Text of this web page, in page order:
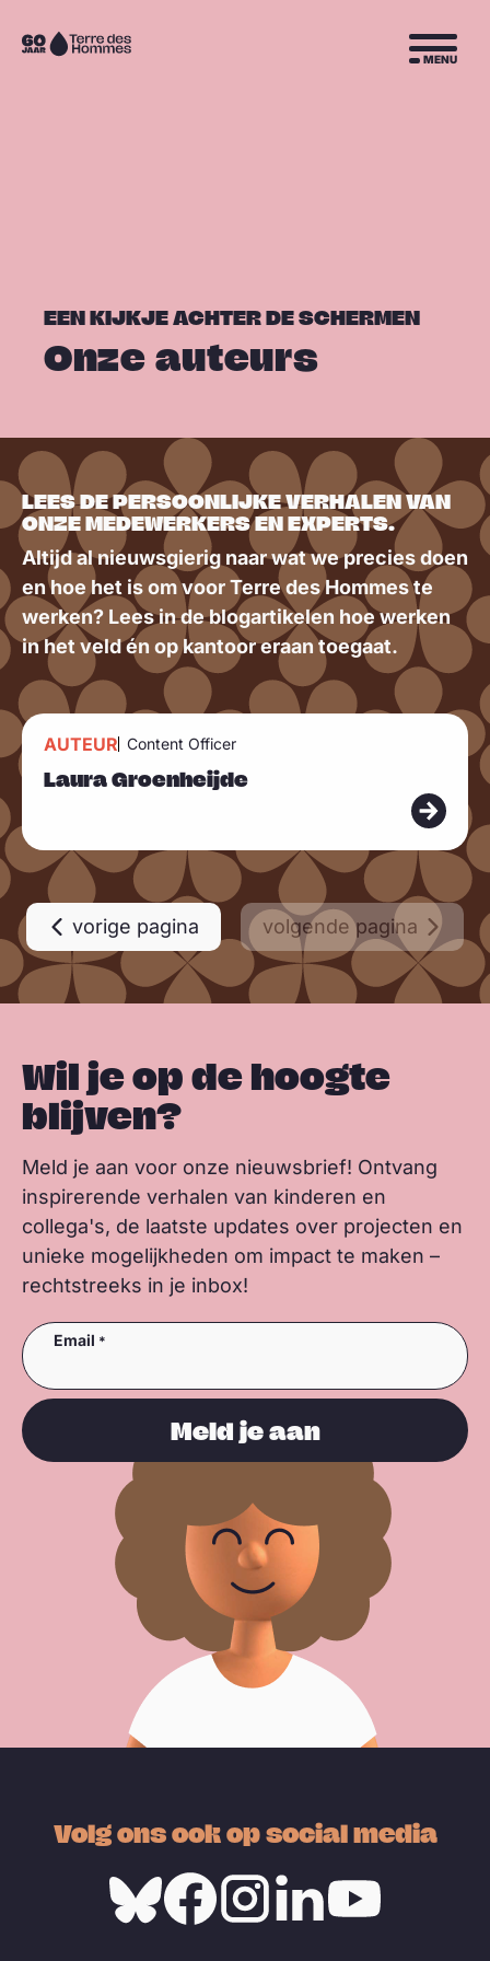
Sla navigatie over
Naar
MENU
EEN KIJKJE ACHTER DE SCHERMEN
Onze auteurs
LEES DE PERSOONLIJKE VERHALEN VAN
ONZE MEDEWERKERS EN EXPERTS.
Altijd al nieuwsgierig naar wat we precies doen
en hoe het is om voor Terre des Hommes te
werken? Lees in de blogartikelen hoe werken
in het veld én op kantoor eraan toegaat.
AUTEUR Content Officer
Laura Groenheijde
L
s
e
r
vorige pagina volgende pagina
Wil je op de hoogte
blijven?
Meld je aan voor onze nieuwsbrief! Ontvang
inspirerende verhalen van kinderen en
collega's, de laatste updates over projecten en
unieke mogelijkheden om impact te maken –
rechtstreeks in je inbox!
Email
Meld je aan
Volg ons ook op social media